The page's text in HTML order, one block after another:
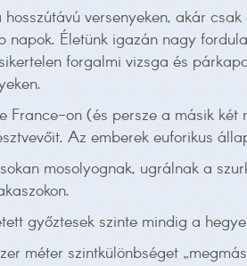
hosszútávú versenyeken, akár
napok. Életünk igazán nagy
forgalmi vizsga és
France-on (és persze a másik
Az emberek euforikus
mosolyognak, ugrálnak a
győztesek szinte mindig a
méter szintkülönbséget